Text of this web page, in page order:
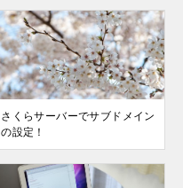
さくらサーバーでサブドメイン
の設定！